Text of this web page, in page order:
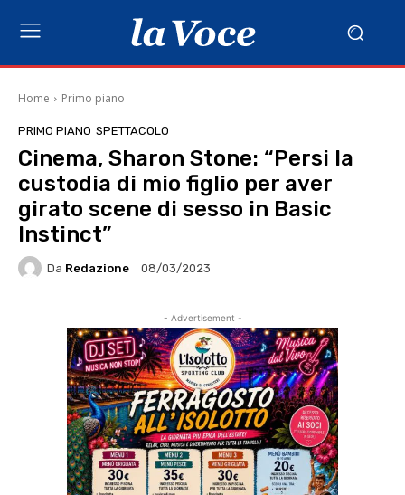
Home Primo piano
PRIMO PIANO SPETTACOLO
Cinema, Sharon Stone: “Persi la
custodia di mio figlio per aver
girato scene di sesso in Basic
Instinct”
Da Redazione 08/03/2023
- Advertisement -